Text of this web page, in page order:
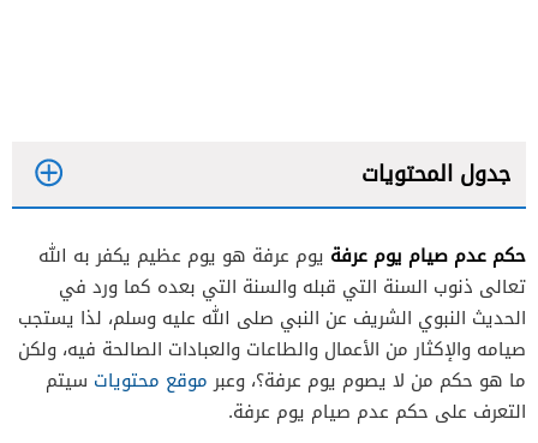
جدول المحتويات
حكم عدم صيام يوم عرفة يوم عرفة هو يوم عظيم يكفر به الله
تعالى ذنوب السنة التي قبله والسنة التي بعده كما ورد في
الحديث النبوي الشريف عن النبي صلى الله عليه وسلم، لذا يستجب
صيامه والإكثار من الأعمال والطاعات والعبادات الصالحة فيه، ولكن
ما هو حكم من لا يصوم يوم عرفة؟، وعبرموقع محتويات سيتم
التعرف على حكم عدم صيام يوم عرفة.